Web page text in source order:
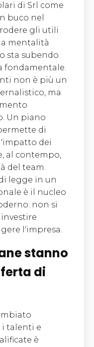
di Srl come
buco nel
gli utili
mentalità
sta subendo
fondamentale.
non è più un
ma
Un piano
di
dei
al contempo,
del team.
legge in un
è il nucleo
non si
l'impresa.
stanno
di
i talenti e
è